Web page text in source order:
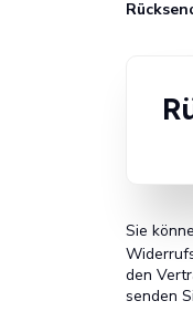
Sie
den
senden